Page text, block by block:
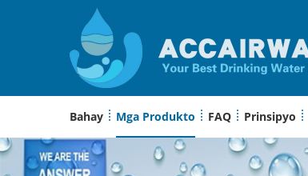
Bahay Mga Produkto FAQ Prinsipyo